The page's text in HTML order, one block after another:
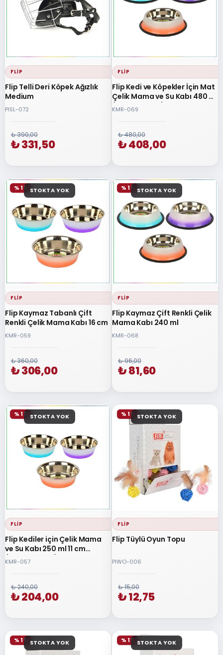
FLIP
Flip Telli Deri Köpek Ağızlık
Medium
PISL-072
₺ 390,00
₺ 331,50
FLIP
Flip Kedi ve Köpekler İçin Mat
Çelik Mama ve Su Kabı 480 ml
(Karışık Renkli)
KMR-069
₺ 480,00
₺ 408,00
STOKTA YOK
FLIP
Flip Kaymaz Tabanlı Çift
Renkli Çelik Mama Kabı 16 cm
KMR-059
% 15
₺ 360,00
₺ 306,00
STOKTA YOK
FLIP
Flip Kaymaz Çift Renkli Çelik
Mama Kabı 240 ml
KMR-068
% 15
₺ 96,00
₺ 81,60
STOKTA YOK
FLIP
Flip Kediler için Çelik Mama
ve Su Kabı 250 ml 11 cm
(Karışık Renkli)
KMR-057
% 15
₺ 240,00
₺ 204,00
STOKTA YOK
FLIP
Flip Tüylü Oyun Topu
PIWO-006
% 15
₺ 15,00
₺ 12,75
STOKTA YOK
% 15 STOKTA YOK
% 15